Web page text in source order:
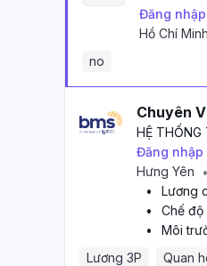
Đăng
Hồ Chí Minh
no
Chuyên
HỆ THỐNG
Đăng nhập
Hưng Yên
•
•
Lương
•
Chế
•
Môi
Lương 3P
Quan